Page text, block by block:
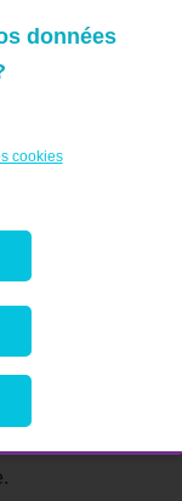
le plus
s’élève à
(ce retard,
qu’ils sont
de sortir pour
développer le
les temps »,
données
cookies